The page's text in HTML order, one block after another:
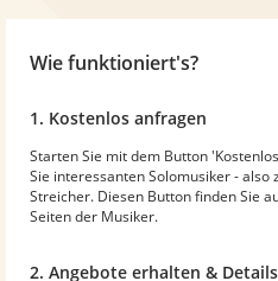
Wie funktioniert's?
1. Kostenlos anfragen
Starten Sie mit dem Button
Sie interessanten Solomusiker - also
Streicher. Diesen Button finden Sie
Seiten der Musiker.
2. Angebote erhalten &